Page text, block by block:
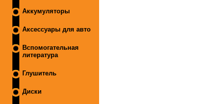
Аккумуляторы
Аксессуары для авто
Вспомогательная
литература
Глушитель
Диски